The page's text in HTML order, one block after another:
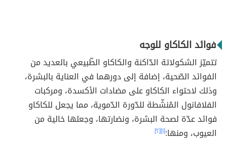
فوائد الكاكاو للوجه
تتميّز الشكولاتة الدّاكنة والكاكاو الطّبيعي بالعديد من
الفوائد الصّحية، إضافة إلى دورهما في العناية بالبشرة،
وذلك لاحتواء الكاكاو على مضادات الأكسدة، ومركبات
الفلافانول المُنشّطة للدّورة الدّموية، مما يجعل للكاكاو
فوائد عدّة لصحة البشرة، ونضارتها، وجعلها خالية من
العيوب، ومنها:[١] [٢]